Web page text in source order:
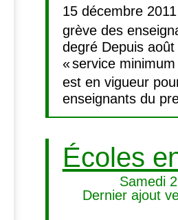
15 décembre
grève des
degré Depuis août
«service minimum
est en vigueur
enseignants du
Écoles
Samedi
Dernier ajout